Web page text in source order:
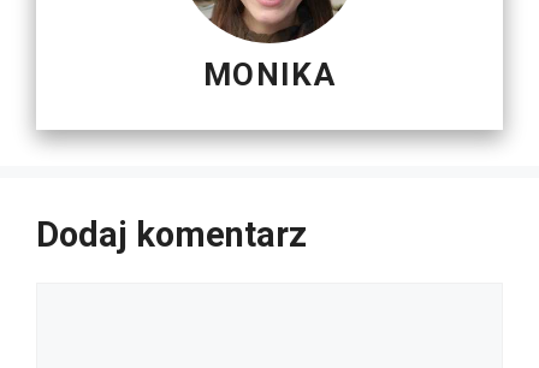
MONIKA
Dodaj komentarz